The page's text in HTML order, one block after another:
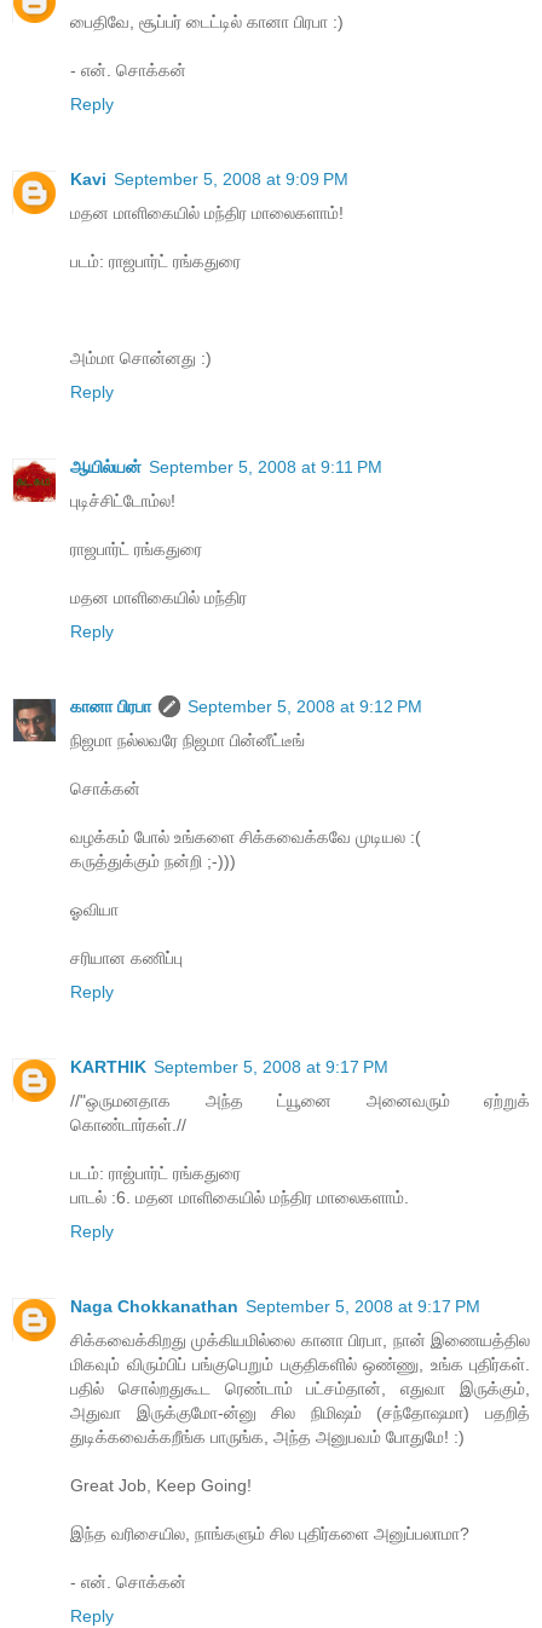
பைதிவே, சூப்பர் டைட்டில் கானா பிரபா :)
- என். சொக்கன்
Reply
Kavi September 5, 2008 at 9:09 PM
மதன மாளிகையில் மந்திர மாலைகளாம்!
படம்: ராஜபார்ட் ரங்கதுரை
அம்மா சொன்னது :)
Reply
ஆயில்யன் September 5, 2008 at 9:11 PM
புடிச்சிட்டோம்ல!
ராஜபார்ட் ரங்கதுரை
மதன மாளிகையில் மந்திர
Reply
கானா பிரபா
September 5, 2008 at 9:12 PM
நிஜமா நல்லவரே நிஜமா பின்னீட்டீங்
சொக்கன்
வழக்கம் போல் உங்களை சிக்கவைக்கவே முடியல :(
கருத்துக்கும் நன்றி ;-)))
ஓவியா
சரியான கணிப்பு
Reply
KARTHIK September 5, 2008 at 9:17 PM
//"ஒருமனதாக அந்த ட்யூனை அனைவரும் ஏற்றுக்
கொண்டார்கள்.//
படம்: ராஜ்பார்ட் ரங்கதுரை
பாடல் :6. மதன மாளிகையில் மந்திர மாலைகளாம்.
Reply
Naga Chokkanathan September 5, 2008 at 9:17 PM
சிக்கவைக்கிறது முக்கியமில்லை கானா பிரபா, நான் இணையத்தில
மிகவும் விரும்பிப் பங்குபெறும் பகுதிகளில் ஒண்ணு, உங்க புதிர்கள்.
பதில் சொல்றதுகூட ரெண்டாம் பட்சம்தான், எதுவா இருக்கும்,
அதுவா இருக்குமோ-ன்னு சில நிமிஷம் (சந்தோஷமா) பதறித்
துடிக்கவைக்கறீங்க பாருங்க, அந்த அனுபவம் போதுமே! :)
Great Job, Keep Going!
இந்த வரிசையில, நாங்களும் சில புதிர்களை அனுப்பலாமா?
- என். சொக்கன்
Reply